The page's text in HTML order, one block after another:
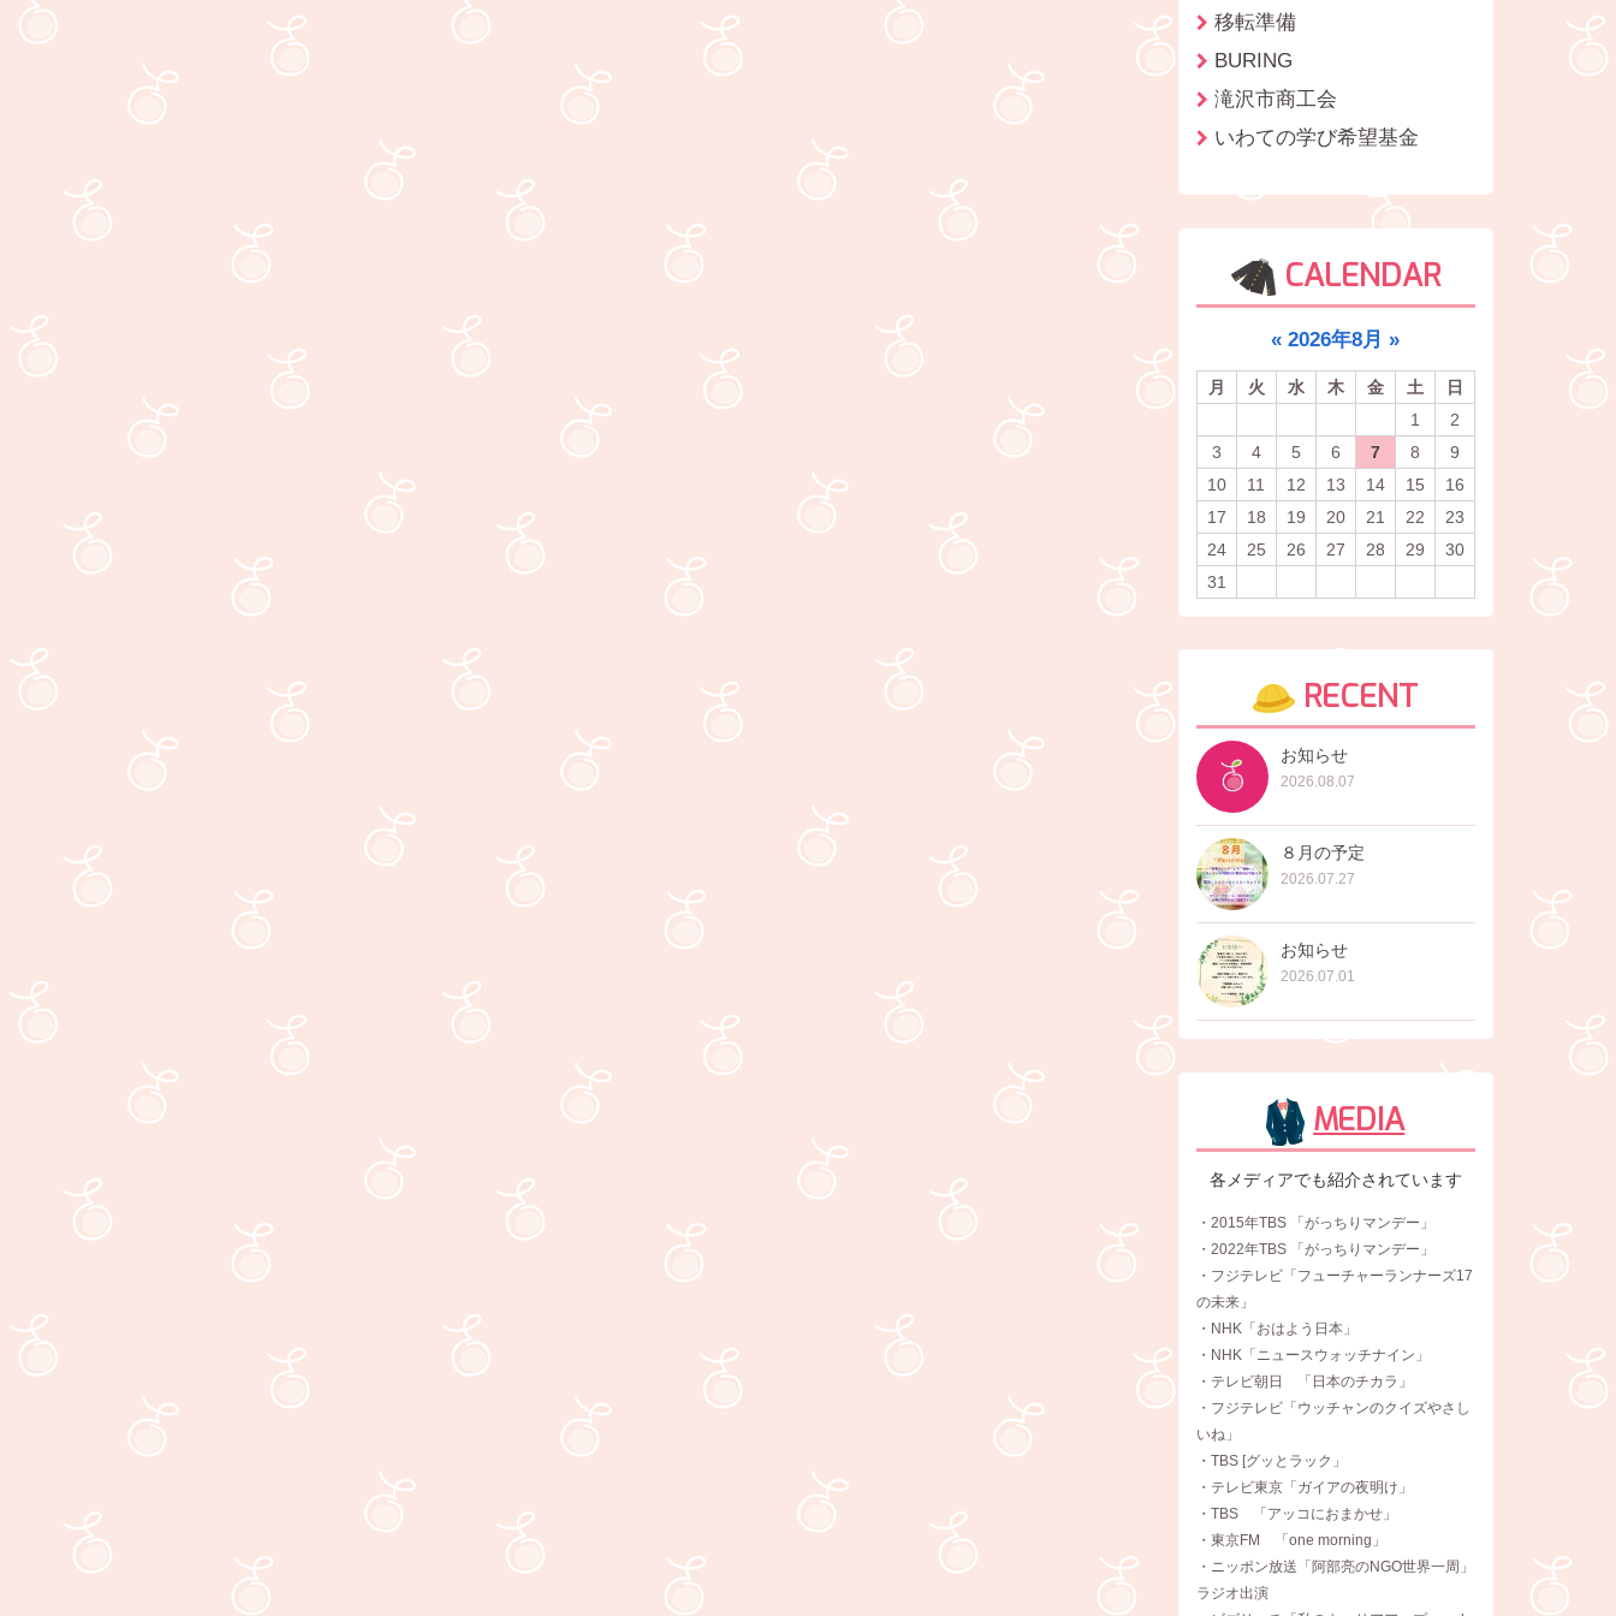
移転準備
BURING
滝沢市商工会
いわての学び希望基金
CALENDAR
« 2026年8月 »
月 火 水 木 金 土
日
1
2
3
4 5 6 7 8
9
10
11 12 13 14 15
16
17
18 19 20 21 22
23
24
25 26 27 28 29
30
31
RECENT
お知らせ
2026.08.07
８月の予定
2026.07.27
お知らせ
2026.07.01
MEDIA
各メディアでも紹介されています
・2015年TBS 「がっちりマンデー」
・2022年TBS 「がっちりマンデー」
・フジテレビ「フューチャーランナーズ17
の未来」
・NHK「おはよう日本」
・NHK「ニュースウォッチナイン」
・テレビ朝日 「日本のチカラ」
・フジテレビ「ウッチャンのクイズやさし
いね」
・TBS [グッとラック」
・テレビ東京「ガイアの夜明け」
・TBS 「アッコにおまかせ」
・東京FM 「one morning」
・ニッポン放送「阿部亮のNGO世界一周」
ラジオ出演